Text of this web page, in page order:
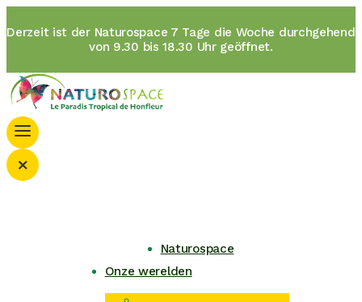
Derzeit ist der Naturospace 7 Tage die Woche durchgehend
von 9.30 bis 18.30 Uhr geöffnet.
×
Naturospace
Onze werelden